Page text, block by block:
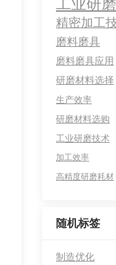
精密加工
磨料磨具
磨料磨具应用
研磨材料选择
生产效率
研磨材料选购
工业研磨技术
加工效率
高精度研磨耗材
随机标签
制造优化